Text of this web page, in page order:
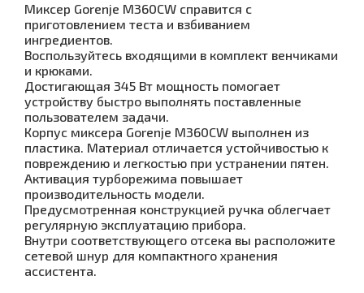
Миксер Gorenje M360CW справится с
приготовлением теста и взбиванием
ингредиентов.
Воспользуйтесь входящими в комплект венчиками
и крюками.
Достигающая 345 Вт мощность помогает
устройству быстро выполнять поставленные
пользователем задачи.
Корпус миксера Gorenje M360CW выполнен из
пластика. Материал отличается устойчивостью к
повреждению и легкостью при устранении пятен.
Активация турборежима повышает
производительность модели.
Предусмотренная конструкцией ручка облегчает
регулярную эксплуатацию прибора.
Внутри соответствующего отсека вы расположите
сетевой шнур для компактного хранения
ассистента.